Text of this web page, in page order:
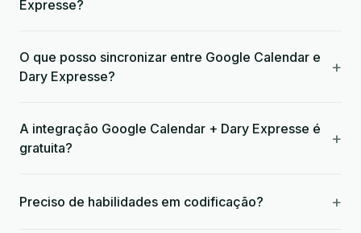
Expresse?
O que posso sincronizar entre Google Calendar e
Dary Expresse?
+
A integração Google Calendar + Dary Expresse é
gratuita?
+
Preciso de habilidades em codificação? +